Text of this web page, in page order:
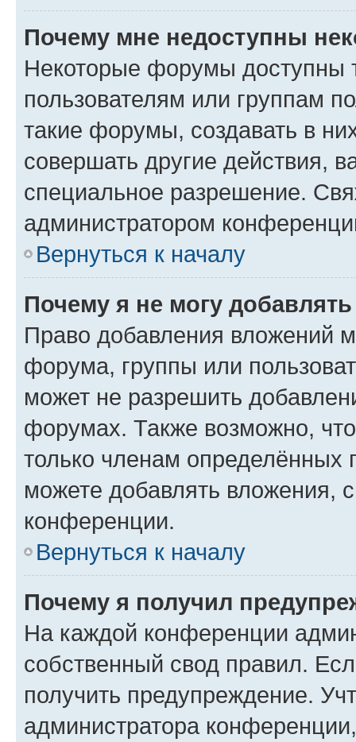
Почему мне недоступны
Некоторые форумы доступны
пользователям или группам
такие форумы, создавать в
совершать другие действия,
специальное разрешение.
администратором
Вернуться к началу
Почему я не могу
Право добавления вложений
форума, группы или
может не разрешить
форумах. Также возможно,
только членам определённых
можете добавлять вложения,
конференции.
Вернуться к началу
Почему я получил
На каждой конференции
собственный свод правил.
получить предупреждение.
администратора